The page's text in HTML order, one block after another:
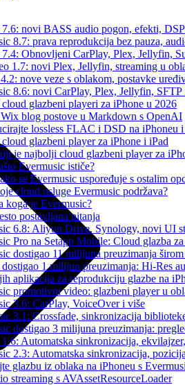
novi BASS audio pogon, efekti,
8.7: prava reprodukcija bez pauza,
Obnovljeni CarPlay, Plex, Jellyfin,
1.7: novi Plex, Jellyfin, streaming u
nove veze s oblakom, postavke
8.6: novi CarPlay, Plex, Jellyfin,
glazbeni playeri za iPhone u 2026
blog postove u Markdown s OpenAI
lossless FLAC i DSD na iPhoneu
glazbeni player za iPhone i iPad
je najbolji cloud glazbeni player za
Evermusic ističe?
se Evermusic uspoređuje s ostalim
cloud usluge Evermusic podržava?
koga je Evermusic?
postavljana pitanja
6.8: Aliyun Drive, Synology, novi UI
Pro na Setapp Mobile: Cloud glazba
dostigao 11 milijuna preuzimanja
1 milijun preuzimanja: Hi-Res
aplikacija za reprodukciju glazbe na
promotivni video: glazbeni player u
3.6: CarPlay, VoiceOver i više
3.1: Crossfade, sinkronizacija
dostigao 3 milijuna preuzimanja:
Automatska sinkronizacija,
2.3: Automatska sinkronizacija,
glazbu iz oblaka na iPhoneu s
streaming s AVAssetResourceLoader